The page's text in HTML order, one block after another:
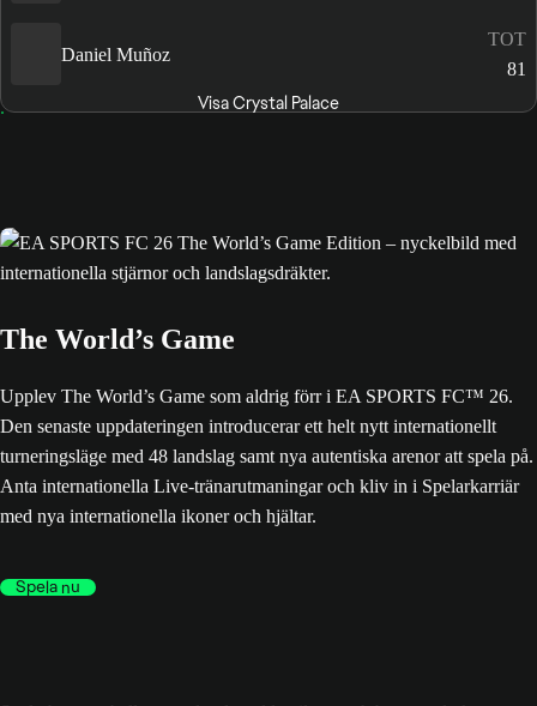
Daniel Muñoz
TOT
81
Visa Crystal Palace
The World’s Game
Upplev The World’s Game som aldrig förr i EA SPORTS FC™ 26.
Den senaste uppdateringen introducerar ett helt nytt internationellt
turneringsläge med 48 landslag samt nya autentiska arenor att spela på.
Anta internationella Live-tränarutmaningar och kliv in i Spelarkarriär
med nya internationella ikoner och hjältar.
Spela nu